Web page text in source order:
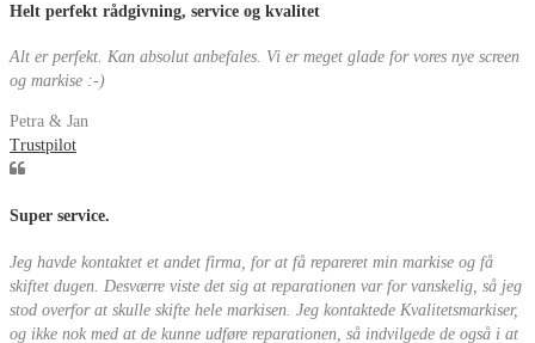
Helt perfekt rådgivning, service og kvalitet
Alt er perfekt. Kan absolut anbefales. Vi er meget glade for vores nye screen
og markise :-)
Petra & Jan
Trustpilot
Super service.
Jeg havde kontaktet et andet firma, for at få repareret min markise og få
skiftet dugen. Desværre viste det sig at reparationen var for vanskelig, så jeg
stod overfor at skulle skifte hele markisen. Jeg kontaktede Kvalitetsmarkiser,
og ikke nok med at de kunne udføre reparationen, så indvilgede de også i at